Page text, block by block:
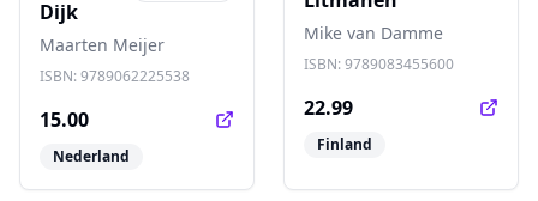
Dijk
Maarten Meijer
ISBN:9789062225538
15.00
Nederland
Mike van Damme
ISBN:9789083455600
22.99
Finland